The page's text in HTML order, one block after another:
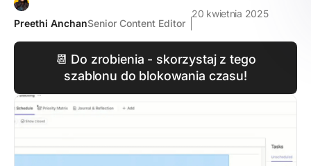
Preethi AnchanSenior Content Editor
20 kwietnia 2025
📆 Do zrobienia - skorzystaj z tego
szablonu do blokowania czasu!